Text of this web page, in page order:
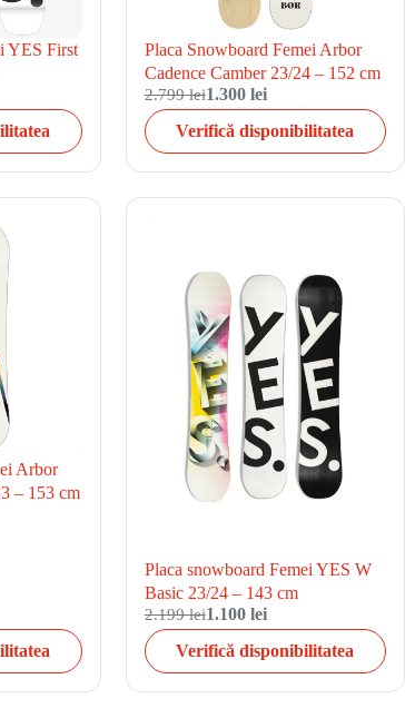
YES First
Placa Snowboard Femei Arbor
Cadence Camber 23/24 – 152 cm
2.799 lei1.300 lei
Verifică disponibilitatea
Arbor
– 153 cm
Placa snowboard Femei YES W
Basic 23/24 – 143 cm
2.199 lei1.100 lei
Verifică disponibilitatea